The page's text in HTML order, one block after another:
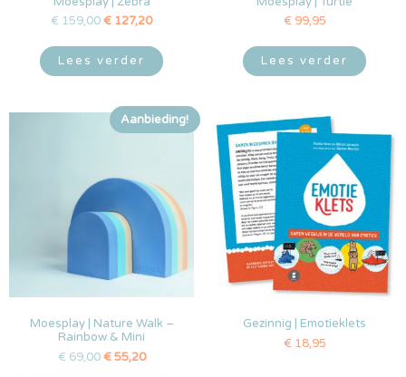
€ 159,00€ 127,20
Lees verder
€ 99,95
Lees verder
Aanbieding!
Moesplay | Nature Walk –
Rainbow & Mini
€ 69,00 €55,20
Gezinnig | Emotieklets
€ 18,95